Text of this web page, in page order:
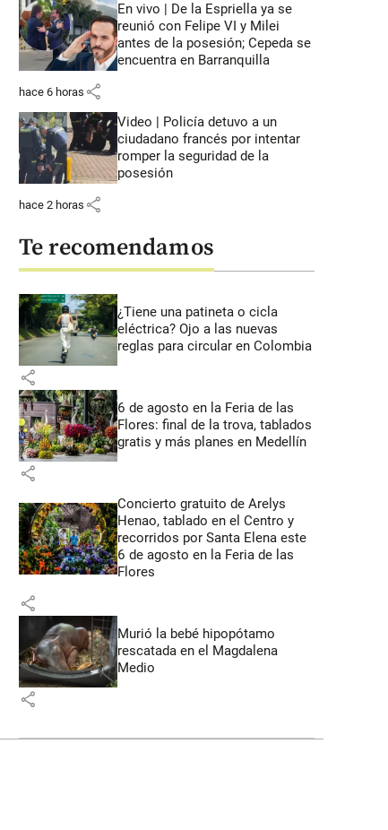
En vivo | De la Espriella ya se
reunió con Felipe VI y Milei
antes de la posesión; Cepeda se
encuentra en Barranquilla
hace 6 horas share
Video | Policía detuvo a un
ciudadano francés por intentar
romper la seguridad de la
posesión
hace 2 horas share
Te recomendamos
¿Tiene una patineta o cicla
eléctrica? Ojo a las nuevas
reglas para circular en Colombia
share
6 de agosto en la Feria de las
Flores: final de la trova, tablados
gratis y más planes en Medellín
share
Concierto gratuito de Arelys
Henao, tablado en el Centro y
recorridos por Santa Elena este
6 de agosto en la Feria de las
Flores
share
Murió la bebé hipopótamo
rescatada en el Magdalena
Medio
share